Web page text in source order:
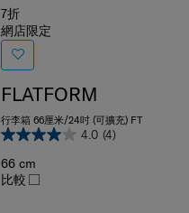
網店限定
FLATFORM
行李箱 66厘米/24吋 (可擴充) FT
4.0 (4)
66 cm
比較